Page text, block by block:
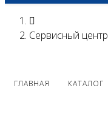
ГЛАВНАЯ КАТАЛОГ
Сервисный центр